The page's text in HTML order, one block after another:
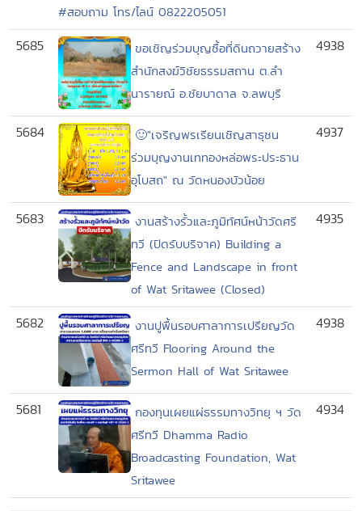
#สอบถาม โทร/ไลน์ 0822205051
5685
ขอเชิญร่วมบุญซื้อที่ดินถวายสร้าง
สำนักสงฆ์วิชัยธรรมสถาน ต.ลำ
นารายณ์ อ.ชัยบาดาล จ.ลพบุรี
4938
5684
🙂"เจริญพรเรียนเชิญสาธุชน
ร่วมบุญงานเททองหล่อพระประธาน
อุโบสถ" ณ วัดหนองบัวน้อย
4937
5683
งานสร้างรั้วและภูมิทัศน์หน้าวัดศรี
ทวี (ปิดรับบริจาค) Building a
Fence and Landscape in front
of Wat Sritawee (Closed)
4935
5682
งานปูพื้นรอบศาลาการเปรียญวัด
ศรีทวี Flooring Around the
Sermon Hall of Wat Sritawee
4938
5681
กองทุนเผยแผ่ธรรมทางวิทยุ ฯ วัด
ศรีทวี Dhamma Radio
Broadcasting Foundation, Wat
Sritawee
4934